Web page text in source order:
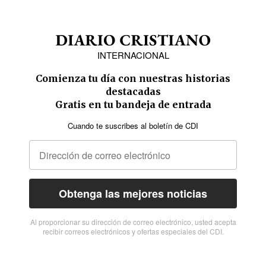
INTERNACIONAL
Comienza tu día con nuestras historias
destacadas
Gratis en tu bandeja de entrada
Cuando te suscribes al boletín de CDI
Obtenga las mejores noticias
Al proporcionar su dirección de correo electrónico, usted acepta
recibir correos electrónicos y ofertas especiales del CDI.